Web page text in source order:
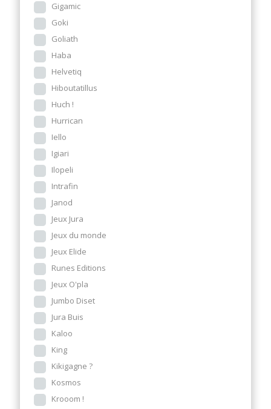
Gigamic
Goki
Goliath
Haba
Helvetiq
Hiboutatillus
Huch !
Hurrican
Iello
Igiari
Ilopeli
Intrafin
Janod
Jeux Jura
Jeux du monde
Jeux Elide
Runes Editions
Jeux O'pla
Jumbo Diset
Jura Buis
Kaloo
King
Kikigagne ?
Kosmos
Krooom !